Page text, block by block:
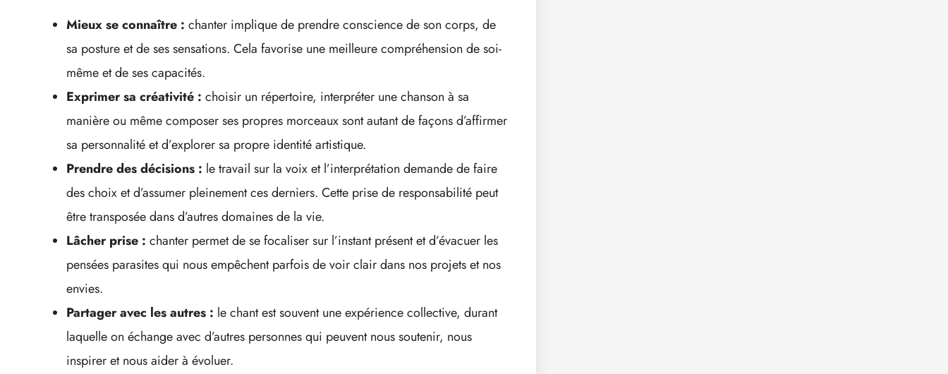
Mieux se connaître : chanter implique de prendre conscience de son corps, de
sa posture et de ses sensations. Cela favorise une meilleure compréhension de soi-
même et de ses capacités.
Exprimer sa créativité : choisir un répertoire, interpréter une chanson à sa
manière ou même composer ses propres morceaux sont autant de façons d’affirmer
sa personnalité et d’explorer sa propre identité artistique.
Prendre des décisions : le travail sur la voix et l’interprétation demande de faire
des choix et d’assumer pleinement ces derniers. Cette prise de responsabilité peut
être transposée dans d’autres domaines de la vie.
Lâcher prise : chanter permet de se focaliser sur l’instant présent et d’évacuer les
pensées parasites qui nous empêchent parfois de voir clair dans nos projets et nos
envies.
Partager avec les autres : le chant est souvent une expérience collective, durant
laquelle on échange avec d’autres personnes qui peuvent nous soutenir, nous
inspirer et nous aider à évoluer.